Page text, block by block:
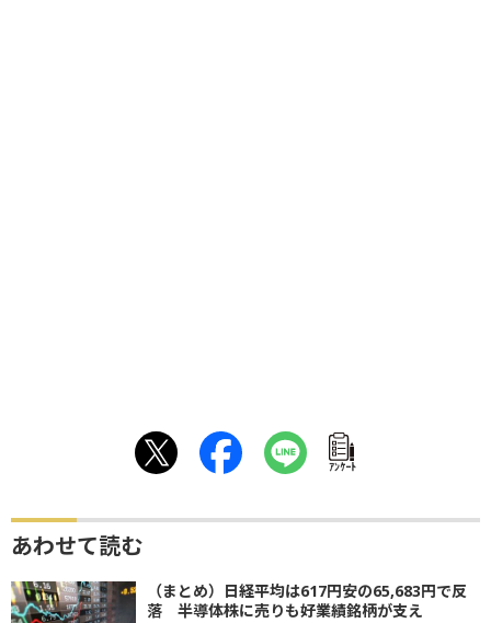
ｱﾝｹｰﾄ
あわせて読む
（まとめ）日経平均は617円安の65,683円で反
落 半導体株に売りも好業績銘柄が支え